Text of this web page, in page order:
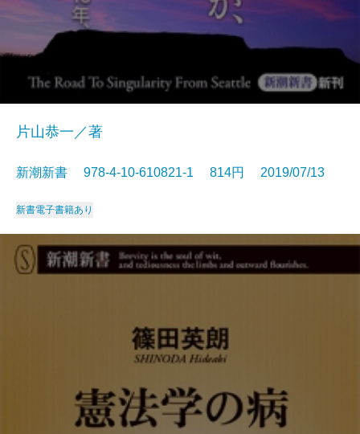
片山恭一／著
新潮新書 978-4-10-610821-1 814円 2019/07/13
新書電子書籍あり